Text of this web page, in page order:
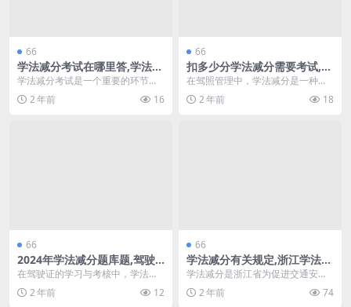
66
学法减分考试在哪里答,学法减
分答题神器一扫就出(学法减分
答题小程序)
学法减分考试是一个重要的环节，
旨在帮助考生掌握相关法律知识，
从而降低交通违规带来...
2 年前 16
66
扣多少分学法减分需要考试,学
法减分驾照要审验吗(学法减分
扣多少分才可以使用)
在驾照管理中，学法减分是一种有
效的减轻驾驶人员违章记录的方
法。通过学习相关法律法...
2 年前 18
66
2024年学法减分题库题,驾驶
证学法减分20道题模拟考试
(学法减分题库及答案2021年)
在驾驶证的学习与考核中，学法减
分题库成为考生们必不可少的工
具。随着2024年新标...
2 年前 12
66
学法减分有关规定,浙江学法减
分一年能减多少分(浙江学法免
扣分有吗)
学法减分是浙江省为促进交通安全
而推出的一项政策，旨在通过学习
交通法规来减少驾驶人...
2 年前 74